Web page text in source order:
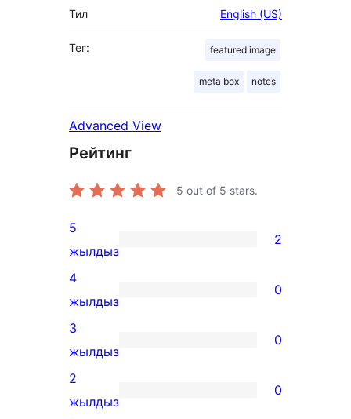
Тил English (US)
Тег: featured image
meta box notes
Advanced View
Рейтинг
5 out of 5 stars.
2
5-
star
reviews
5
жылдыз
2
0
4-
star
reviews
4
жылдыз
0
0
3-
star
3
жылдыз
0
0
2
жылдыз
0